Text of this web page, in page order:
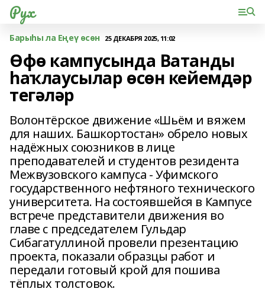
Рух
Барыһы ла Еңеү өсөн 25 ДЕКАБРЯ 2025, 11:02
Өфө кампусында Ватанды
һаҡлаусылар өсөн кейемдәр
тегәләр
Волонтёрское движение «Шьём и вяжем
для наших. Башкортостан» обрело новых
надёжных союзников в лице
преподавателей и студентов резидента
Межвузовского кампуса - Уфимского
государственного нефтяного технического
университета. На состоявшейся в Кампусе
встрече представители движения во
главе с председателем Гульдар
Сибагатуллиной провели презентацию
проекта, показали образцы работ и
передали готовый крой для пошива
тёплых толстовок.